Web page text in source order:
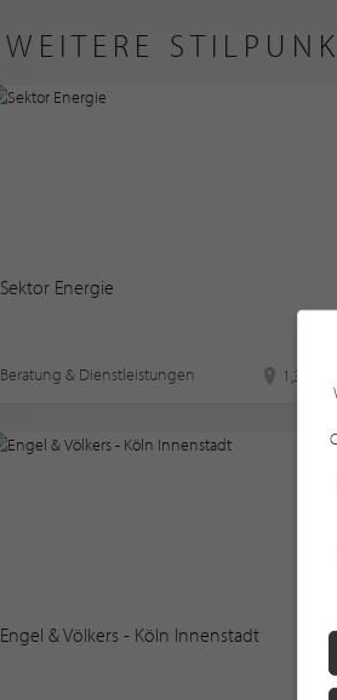
WEITERE
Sektor Energie
Beratung & Dienstleistungen 1,3 km
Engel & Völkers - Köln Innenstadt